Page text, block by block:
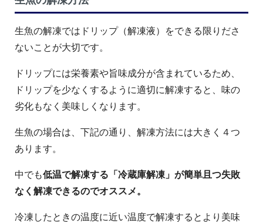
生魚の解凍ではドリップ（解凍液）をできる限りださ
ないことが大切です。
ドリップには栄養素や旨味成分が含まれているため、
ドリップを少なくするように適切に解凍すると、味の
劣化もなく美味しくなります。
生魚の場合は、下記の通り、解凍方法には大きく４つ
あります。
中でも低温で解凍する「冷蔵庫解凍」が簡単且つ失敗
なく解凍できるのでオススメ。
冷凍したときの温度に近い温度で解凍するとより美味